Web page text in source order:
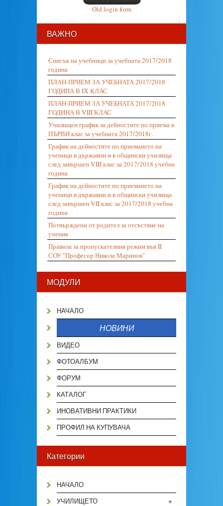
Old login form
ВАЖНО
Списък на учебници за учебната 2017/2018
година
ПЛАН-ПРИЕМ ЗА УЧЕБНАТА 2017/2018
ГОДИНА В IX КЛАС
ПЛАН-ПРИЕМ ЗА УЧЕБНАТА 2017/2018
ГОДИНА В VIII КЛАС
Училищен график за дейностите по приема в
ПЪРВИ клас за учебната 2017/2018г.
График на дейностите по приемането на
ученици в държавни и в общински училища
след завършен VIII клас за 2017/2018 учебна
година
График на дейностите по приемането на
ученици в държавни и в общински училища
след завършен VII клас за 2017/2018 учебна
година
Потвърждени от родител за отсъствие на
ученик
Правила за пропускателния режим във II
СОУ "Професор Никола Маринов"
МОДУЛИ
НАЧАЛО
НОВИНИ
ВИДЕО
ФОТОАЛБУМ
ФОРУМ
КАТАЛОГ
ИНОВАТИВНИ ПРАКТИКИ
ПРОФИЛ НА КУПУВАЧА
Категории
НАЧАЛО
+
УЧИЛИЩЕТО